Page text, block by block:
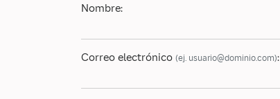
Nombre:
Correo electrónico (ej. usuario@dominio.com):